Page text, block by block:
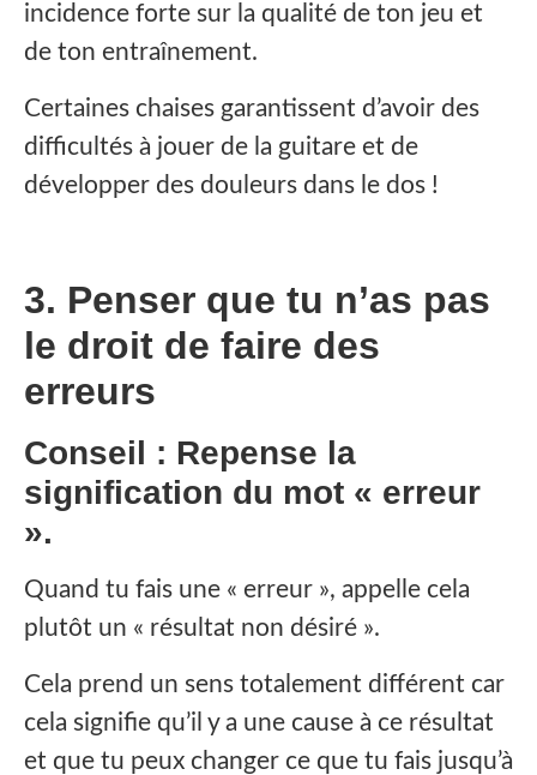
incidence forte sur la qualité de ton jeu et
de ton entraînement.
Certaines chaises garantissent d’avoir des
difficultés à jouer de la guitare et de
développer des douleurs dans le dos !
3. Penser que tu n’as pas
le droit de faire des
erreurs
Conseil : Repense la
signification du mot « erreur
».
Quand tu fais une « erreur », appelle cela
plutôt un « résultat non désiré ».
Cela prend un sens totalement différent car
cela signifie qu’il y a une cause à ce résultat
et que tu peux changer ce que tu fais jusqu’à